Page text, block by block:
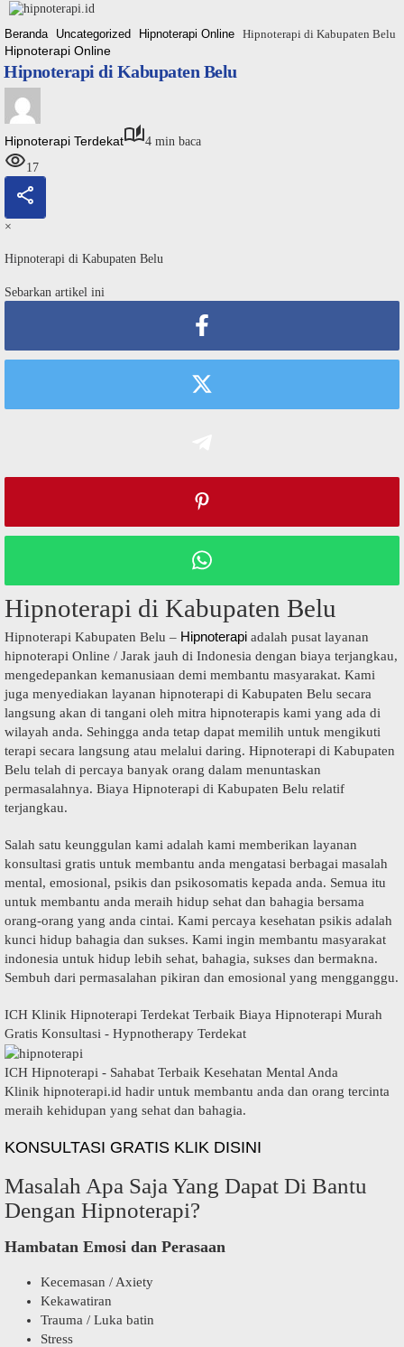
Langsung
konten
Beranda Uncategorized Hipnoterapi Online Hipnoterapi di Kabupaten Belu
Hipnoterapi Online
Hipnoterapi di Kabupaten Belu
Hipnoterapi Terdekat
4 min baca
17
×
Hipnoterapi di Kabupaten Belu
Sebarkan artikel ini
Hipnoterapi di Kabupaten Belu
Hipnoterapi Kabupaten Belu – Hipnoterapi adalah pusat layanan
hipnoterapi Online / Jarak jauh di Indonesia dengan biaya terjangkau,
mengedepankan kemanusiaan demi membantu masyarakat. Kami
juga menyediakan layanan hipnoterapi di Kabupaten Belu secara
langsung akan di tangani oleh mitra hipnoterapis kami yang ada di
wilayah anda. Sehingga anda tetap dapat memilih untuk mengikuti
terapi secara langsung atau melalui daring. Hipnoterapi di Kabupaten
Belu telah di percaya banyak orang dalam menuntaskan
permasalahnya. Biaya Hipnoterapi di Kabupaten Belu relatif
terjangkau.
Salah satu keunggulan kami adalah kami memberikan layanan
konsultasi gratis untuk membantu anda mengatasi berbagai masalah
mental, emosional, psikis dan psikosomatis kepada anda. Semua itu
untuk membantu anda meraih hidup sehat dan bahagia bersama
orang-orang yang anda cintai. Kami percaya kesehatan psikis adalah
kunci hidup bahagia dan sukses. Kami ingin membantu masyarakat
indonesia untuk hidup lebih sehat, bahagia, sukses dan bermakna.
Sembuh dari permasalahan pikiran dan emosional yang mengganggu.
ICH Klinik Hipnoterapi Terdekat Terbaik Biaya Hipnoterapi Murah
Gratis Konsultasi - Hypnotherapy Terdekat
ICH Hipnoterapi - Sahabat Terbaik Kesehatan Mental Anda
Klinik hipnoterapi.id hadir untuk membantu anda dan orang tercinta
meraih kehidupan yang sehat dan bahagia.
KONSULTASI GRATIS KLIK DISINI
Masalah Apa Saja Yang Dapat Di Bantu
Dengan Hipnoterapi?
Hambatan Emosi dan Perasaan
Kecemasan / Axiety
Kekawatiran
Trauma / Luka batin
Stress